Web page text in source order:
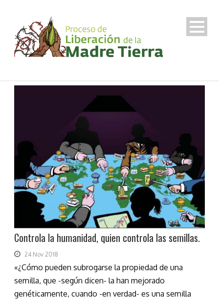
Controla la humanidad, quien controla las semillas.
24 Nov 2018
«¿Cómo pueden subrogarse la propiedad de una
semilla, que -según dicen- la han mejorado
genéticamente, cuando -en verdad- es una semilla